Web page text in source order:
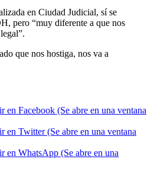
en Ciudad Judicial, sí se
pero “muy diferente a que nos
que nos hostiga, nos va a
en Facebook (Se abre en una ventana
en Twitter (Se abre en una ventana
en WhatsApp (Se abre en una